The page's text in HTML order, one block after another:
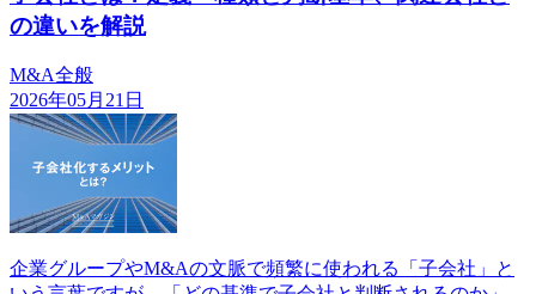
の違いを解説
M&A全般
2026年05月21日
企業グループやM&Aの文脈で頻繁に使われる「子会社」と